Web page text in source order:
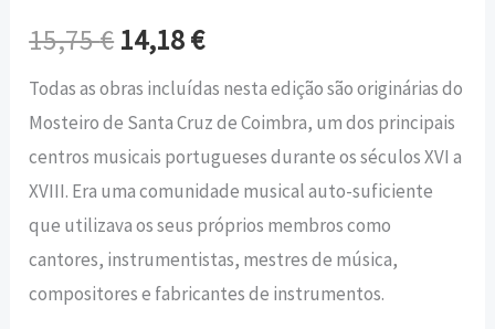
15,75€ 14,18€
Todas as obras incluídas nesta edição são originárias do
Mosteiro de Santa Cruz de Coimbra, um dos principais
centros musicais portugueses durante os séculos XVI a
XVIII. Era uma comunidade musical auto-suficiente
que utilizava os seus próprios membros como
cantores, instrumentistas, mestres de música,
compositores e fabricantes de instrumentos.